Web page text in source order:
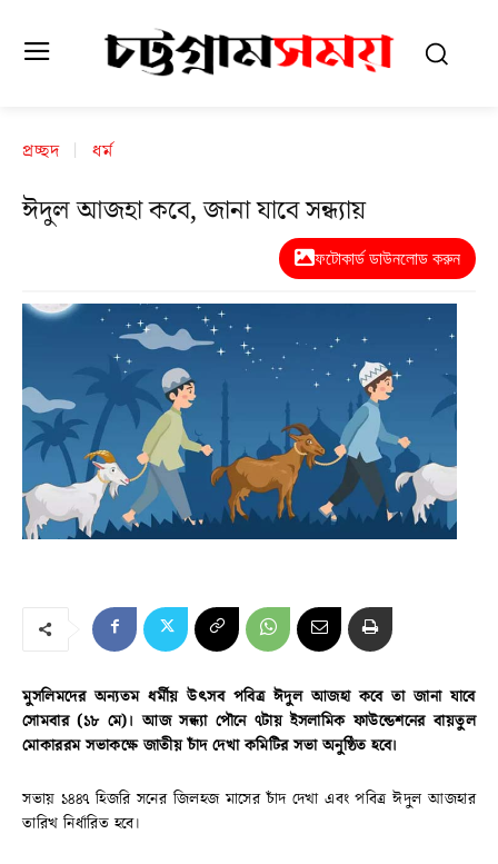
প্রচ্ছদ ধর্ম
ঈদুল আজহা কবে, জানা যাবে সন্ধ্যায়
ফটোকার্ড ডাউনলোড করুন
মুসলিমদের অন্যতম ধর্মীয় উৎসব পবিত্র ঈদুল আজহা কবে তা জানা যাবে
সোমবার (১৮ মে)। আজ সন্ধ্যা পৌনে ৭টায় ইসলামিক ফাউন্ডেশনের বায়তুল
মোকাররম সভাকক্ষে জাতীয় চাঁদ দেখা কমিটির সভা অনুষ্ঠিত হবে।
সভায় ১৪৪৭ হিজরি সনের জিলহজ মাসের চাঁদ দেখা এবং পবিত্র ঈদুল আজহার
তারিখ নির্ধারিত হবে।